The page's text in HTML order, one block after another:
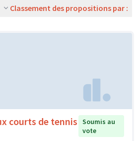
Classement des propositions par :
courts de tennis
Soumis au
vote